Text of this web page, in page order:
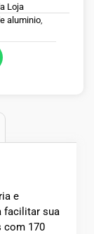
Loja
aluminio
e
facilitar sua
com 170